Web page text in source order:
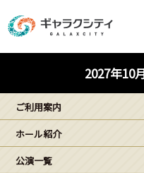
施設案内
ギャラクシティとは
2027年10
ご利用案内
ホール紹介
公演一覧